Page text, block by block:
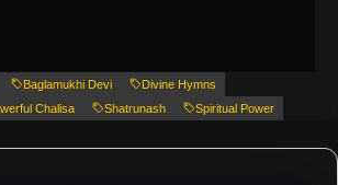
Baglamukhi Devi
Divine Hymns
Chalisa Shatrunash Spiritual Power